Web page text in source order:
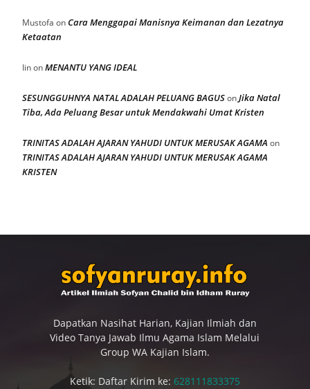
Mustofa onCara Menggapai Manisnya Keimanan dan Lezatnya
Ketaatan
IinonMENANTU YANG IDEAL
SESUNGGUHNYA NATAL ADALAH PELUANG BAGUSonJika Natal
Tiba, Ada Peluang Besar untuk Mendakwahi Umat Kristen
TRINITAS ADALAH AJARAN YAHUDI UNTUK MERUSAK AGAMA on
TRINITAS ADALAH AJARAN YAHUDI UNTUK MERUSAK AGAMA
KRISTEN
Dapatkan Nasihat Harian, Kajian Ilmiah dan
Video Tanya Jawab Ilmu Agama Islam Melalui
Group WA Kajian Islam.
Ketik: Daftar Kirim ke: 628111833375